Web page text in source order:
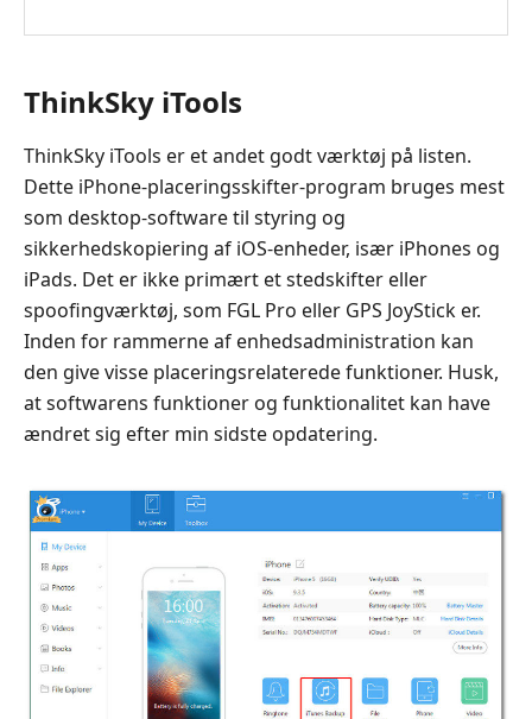
ThinkSky iTools
ThinkSky iTools er et andet godt værktøj på listen.
Dette iPhone-placeringsskifter-program bruges mest
som desktop-software til styring og
sikkerhedskopiering af iOS-enheder, især iPhones og
iPads. Det er ikke primært et stedskifter eller
spoofingværktøj, som FGL Pro eller GPS JoyStick er.
Inden for rammerne af enhedsadministration kan
den give visse placeringsrelaterede funktioner. Husk,
at softwarens funktioner og funktionalitet kan have
ændret sig efter min sidste opdatering.